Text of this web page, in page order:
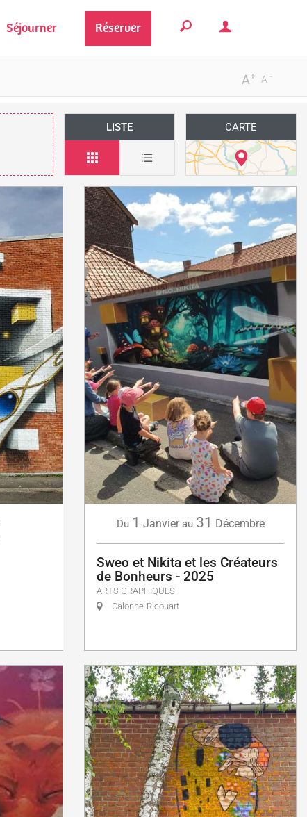
Séjourner Réserver
-
A
+
A
LISTE CARTE
Du 1 Janvier au 31 Décembre
Sweo et Nikita et les Créateurs
de Bonheurs - 2025
ARTS GRAPHIQUES
Calonne-Ricouart